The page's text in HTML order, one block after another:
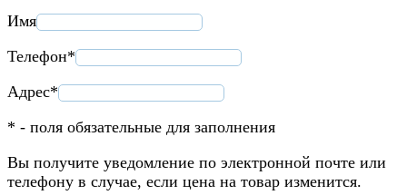
Имя
Телефон*
Адрес*
* - поля обязательные для заполнения
Вы получите уведомление по электронной почте или
телефону в случае, если цена на товар изменится.